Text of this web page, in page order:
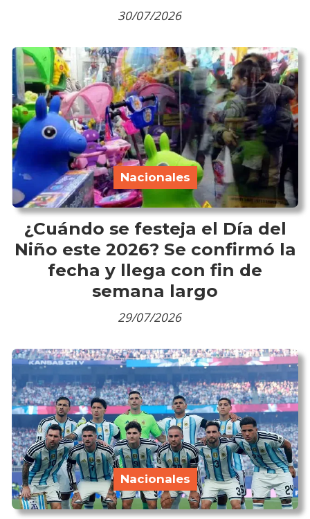
30/07/2026
¿Cuándo se festeja el Día del
Niño este 2026? Se confirmó la
fecha y llega con fin de
semana largo
Nacionales
29/07/2026
Nacionales